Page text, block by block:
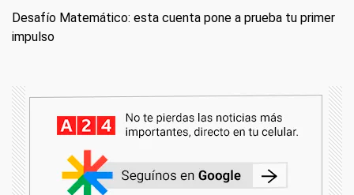
Desafío Matemático: esta cuenta pone a prueba tu primer
impulso